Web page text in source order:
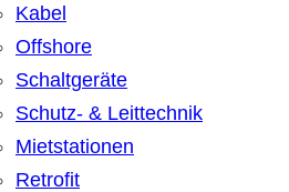
Kabel
Offshore
Schaltgeräte
Schutz- & Leittechnik
Mietstationen
Retrofit